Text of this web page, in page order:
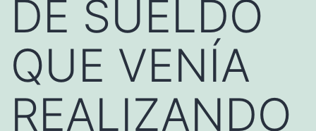
DE SUELDO
QUE VENÍA
REALIZANDO